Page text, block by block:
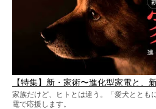
【特集】新・家術〜進化型家電と、
家族だけど、ヒトとは違う。「愛犬ととも
電で応援します。